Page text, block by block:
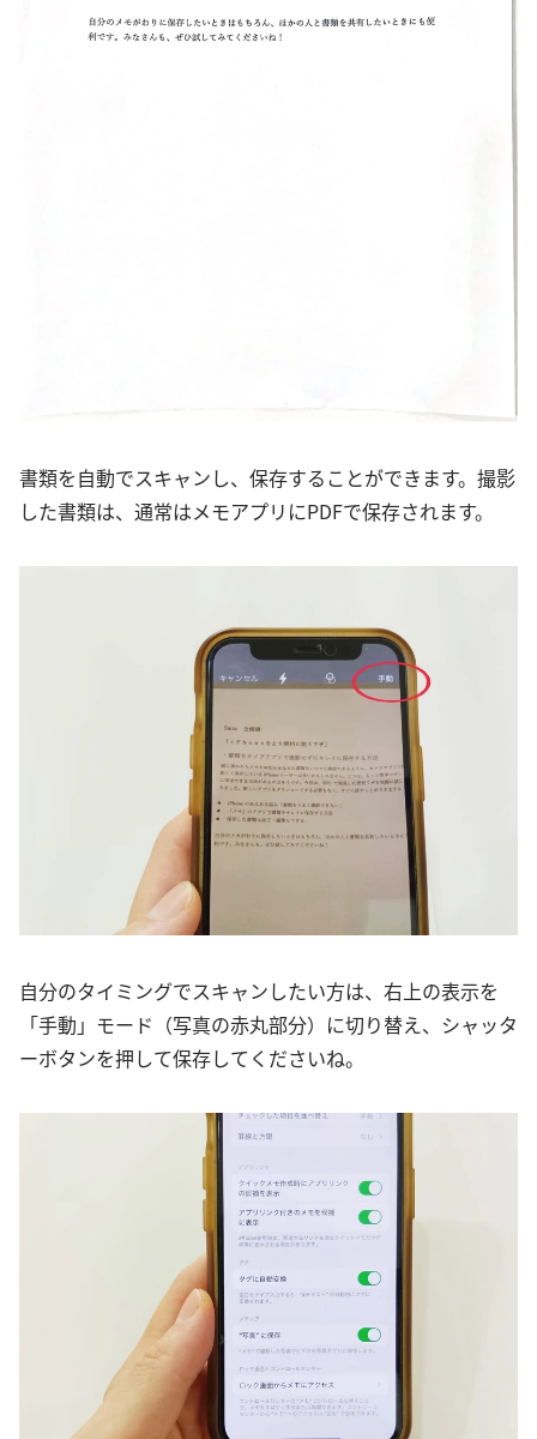
書類を自動でスキャンし、保存することができます。撮影
した書類は、通常はメモアプリにPDFで保存されます。
自分のタイミングでスキャンしたい方は、右上の表示を
「手動」モード（写真の赤丸部分）に切り替え、シャッタ
ーボタンを押して保存してくださいね。